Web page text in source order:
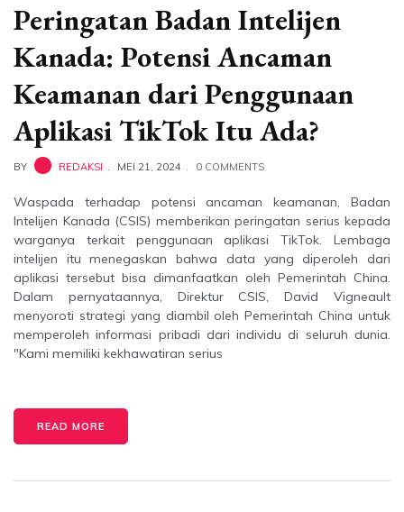
Peringatan Badan Intelijen
Kanada: Potensi Ancaman
Keamanan dari Penggunaan
Aplikasi TikTok Itu Ada?
BY REDAKSI MEI 21, 2024 0 COMMENTS
Waspada terhadap potensi ancaman keamanan, Badan
Intelijen Kanada (CSIS) memberikan peringatan serius kepada
warganya terkait penggunaan aplikasi TikTok. Lembaga
intelijen itu menegaskan bahwa data yang diperoleh dari
aplikasi tersebut bisa dimanfaatkan oleh Pemerintah China.
Dalam pernyataannya, Direktur CSIS, David Vigneault
menyoroti strategi yang diambil oleh Pemerintah China untuk
memperoleh informasi pribadi dari individu di seluruh dunia.
"Kami memiliki kekhawatiran serius
READ MORE